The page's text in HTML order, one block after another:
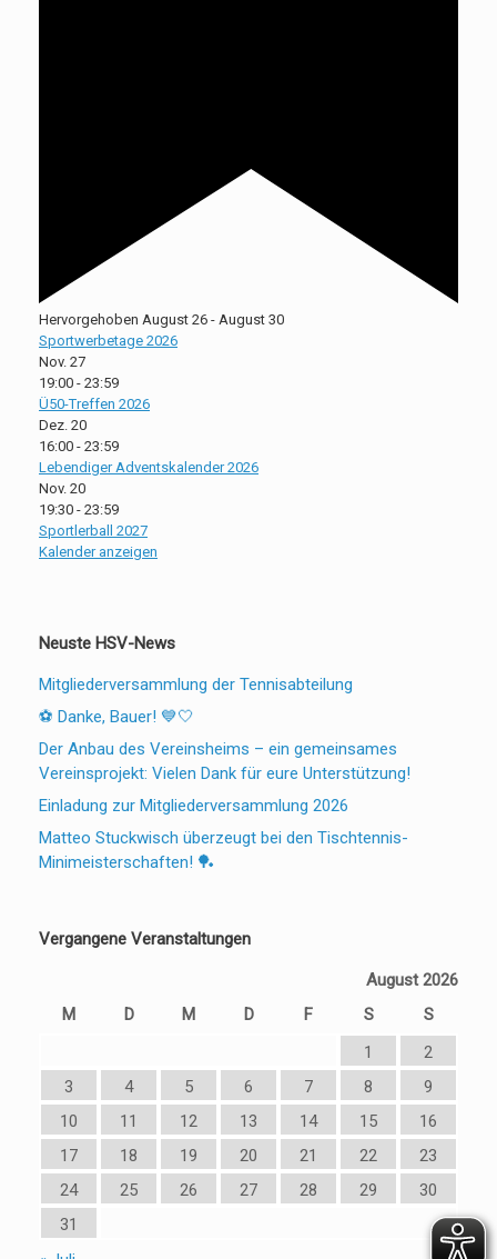
Hervorgehoben August 26 - August 30
Sportwerbetage 2026
Nov. 27
19:00 - 23:59
Ü50-Treffen 2026
Dez. 20
16:00 - 23:59
Lebendiger Adventskalender 2026
Nov. 20
19:30 - 23:59
Sportlerball 2027
Kalender anzeigen
Neuste HSV-News
Mitgliederversammlung der Tennisabteilung
⚽ Danke, Bauer! 💙🤍
Der Anbau des Vereinsheims – ein gemeinsames
Vereinsprojekt: Vielen Dank für eure Unterstützung!
Einladung zur Mitgliederversammlung 2026
Matteo Stuckwisch überzeugt bei den Tischtennis-
Minimeisterschaften! 🏓
Vergangene Veranstaltungen
August 2026
M
D M D F S
S
1
2
3
4 5 6 7 8
9
10
11 12 13 14 15
16
17
18 19 20 21 22
23
24
25 26 27 28 29
30
31